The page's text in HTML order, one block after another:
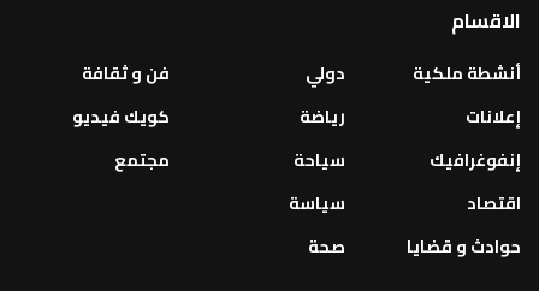
الاقسام
أنشطة ملكية
إعلانات
إنفوغرافيك
اقتصاد
حوادث و قضايا
دولي
رياضة
سياحة
سياسة
صحة
فن و ثقافة
كويك فيديو
مجتمع